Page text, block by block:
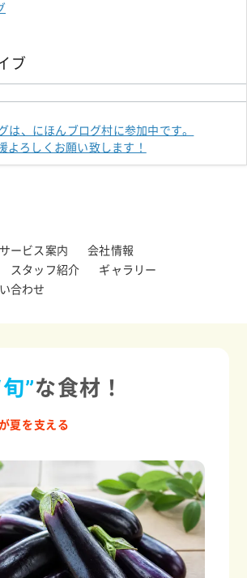
ブ
は、にほんブログ村に参加中です。
よろしくお願い致します！
サービス案内
会社情報
スタッフ紹介
ギャラリー
合わせ
”な食材！
夏を支える